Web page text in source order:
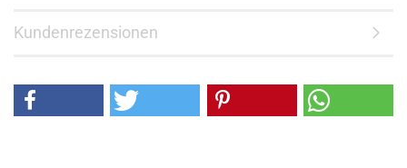
Kundenrezensionen